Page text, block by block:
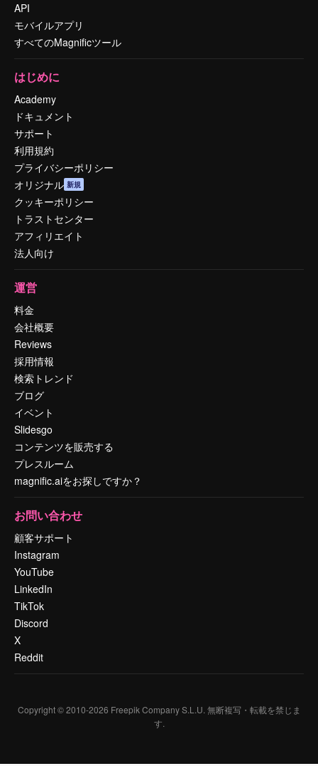
API
モバイルアプリ
すべてのMagnificツール
はじめに
Academy
ドキュメント
サポート
利用規約
プライバシーポリシー
オリジナル 新規
クッキーポリシー
トラストセンター
アフィリエイト
法人向け
運営
料金
会社概要
Reviews
採用情報
検索トレンド
ブログ
イベント
Slidesgo
コンテンツを販売する
プレスルーム
magnific.aiをお探しですか？
お問い合わせ
顧客サポート
Instagram
YouTube
LinkedIn
TikTok
Discord
X
Reddit
Copyright © 2010-2026 Freepik Company S.L.U. 無断複写・転載を禁じま
す.